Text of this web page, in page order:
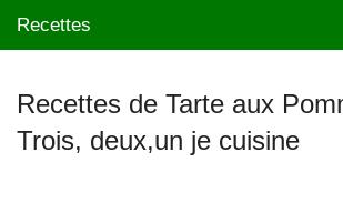
Recettes
Mes blogs préférés
Recettes de Tarte aux
Trois, deux,un je cuisine